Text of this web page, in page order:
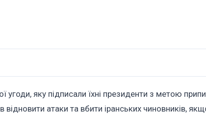
угоди, яку підписали їхні президенти з метою
атаки та вбити іранських чиновників,